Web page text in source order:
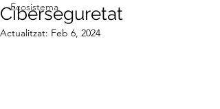
Ecosistema
Ciberseguretat
Actualitzat: Feb 6, 2024